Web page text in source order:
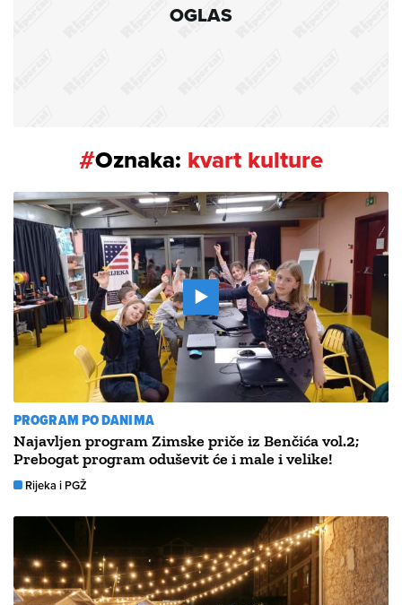
OGLAS
#Oznaka: kvart kulture
PROGRAM PO DANIMA
Najavljen program Zimske priče iz Benčića vol.2;
Prebogat program oduševit će i male i velike!
Rijeka i PGŽ